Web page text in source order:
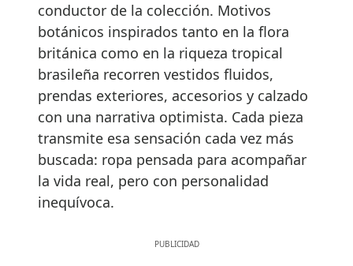
conductor de la colección. Motivos
botánicos inspirados tanto en la flora
británica como en la riqueza tropical
brasileña recorren vestidos fluidos,
prendas exteriores, accesorios y calzado
con una narrativa optimista. Cada pieza
transmite esa sensación cada vez más
buscada: ropa pensada para acompañar
la vida real, pero con personalidad
inequívoca.